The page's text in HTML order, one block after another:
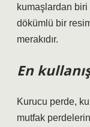
kumaşlardan
dökümlü bir
merakıdır.
En
Kurucu perde,
mutfak